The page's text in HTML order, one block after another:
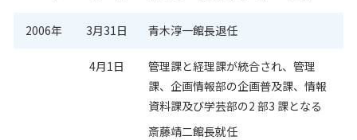
2006年 3月31日 青木淳一館長退任
4月1日
管理課と経理課が統合され、管理
課、企画情報部の企画普及課、情報
資料課及び学芸部の2 部3 課となる
斎藤靖二館長就任